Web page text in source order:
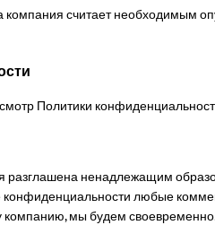
считает необходимым
Политики
разглашена ненадлежащим
конфиденциальности любые
компанию, мы будем